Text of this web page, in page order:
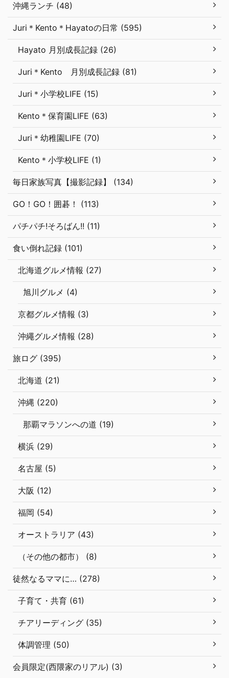
沖縄ランチ (48)
Juri＊Kento＊Hayatoの日常 (595)
Hayato 月別成長記録 (26)
Juri＊Kento 月別成長記録 (81)
Juri＊小学校LIFE (15)
Kento＊保育園LIFE (63)
Juri＊幼稚園LIFE (70)
Kento＊小学校LIFE (1)
毎日家族写真【撮影記録】 (134)
GO！GO！囲碁！ (113)
パチパチ!そろばん!! (11)
食い倒れ記録 (101)
北海道グルメ情報 (27)
旭川グルメ (4)
京都グルメ情報 (3)
沖繩グルメ情報 (28)
旅ログ (395)
北海道 (21)
沖縄 (220)
那覇マラソンへの道 (19)
横浜 (29)
名古屋 (5)
大阪 (12)
福岡 (54)
オーストラリア (43)
（その他の都市） (8)
徒然なるママに… (278)
子育て・共育 (61)
チアリーディング (35)
体調管理 (50)
会員限定(西隈家のリアル) (3)